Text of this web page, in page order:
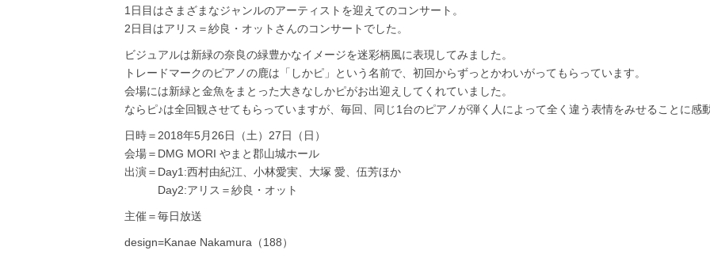
1日目はさまざまなジャンルのアーティストを迎えてのコンサート。
2日目はアリス＝紗良・オットさんのコンサートでした。
ビジュアルは新緑の奈良の緑豊かなイメージを迷彩柄風に表現してみました。
トレードマークのピアノの鹿は「しかピ」という名前で、初回からずっとかわいがってもらっています。
会場には新緑と金魚をまとった大きなしかピがお出迎えしてくれていました。
ならピ♪は全回観させてもらっていますが、毎回、同じ1台のピアノが弾く人によって全く違う表情をみせることに感
日時＝2018年5月26日（土）27日（日）
会場＝DMG MORI やまと郡山城ホール
出演＝Day1:西村由紀江、小林愛実、大塚 愛、伍芳ほか
Day2:アリス＝紗良・オット
主催＝毎日放送
design=Kanae Nakamura（188）